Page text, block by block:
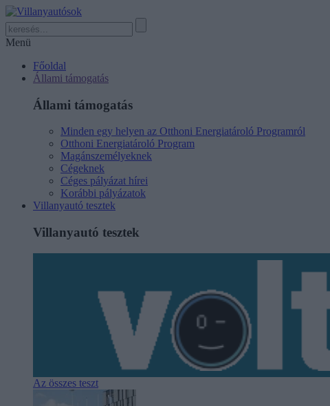
Menü
Főoldal
Állami támogatás
Állami támogatás
Minden egy helyen az Otthoni Energiatároló Programról
Otthoni Energiatároló Program
Magánszemélyeknek
Cégeknek
Céges pályázat hírei
Korábbi pályázatok
Villanyautó tesztek
Villanyautó tesztek
Az összes teszt